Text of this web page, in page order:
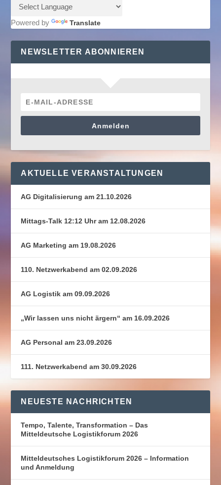
Powered by Translate
NEWSLETTER ABONNIEREN
Anmelden
AKTUELLE VERANSTALTUNGEN
AG Digitalisierung am 21.10.2026
Mittags-Talk 12:12 Uhr am 12.08.2026
AG Marketing am 19.08.2026
110. Netzwerkabend am 02.09.2026
AG Logistik am 09.09.2026
„Wir lassen uns nicht ärgern“ am 16.09.2026
AG Personal am 23.09.2026
111. Netzwerkabend am 30.09.2026
NEUESTE NACHRICHTEN
Tempo, Talente, Transformation – Das
Mitteldeutsche Logistikforum 2026
Mitteldeutsches Logistikforum 2026 – Information
und Anmeldung